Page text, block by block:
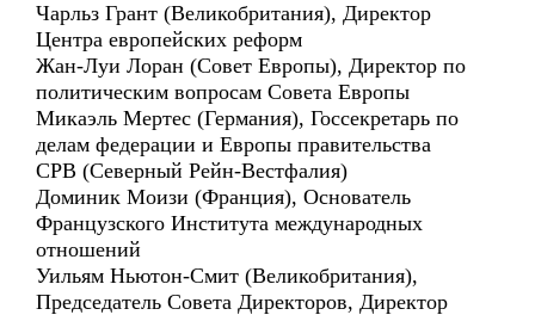
Чарльз Грант (Великобритания), Директор
Центра европейских реформ
Жан-Луи Лоран (Совет Европы), Директор по
политическим вопросам Совета Европы
Микаэль Мертес (Германия), Госсекретарь по
делам федерации и Европы правительства
СРВ (Северный Рейн-Вестфалия)
Доминик Моизи (Франция), Основатель
Французского Института международных
отношений
Уильям Ньютон-Смит (Великобритания),
Председатель Совета Директоров, Директор